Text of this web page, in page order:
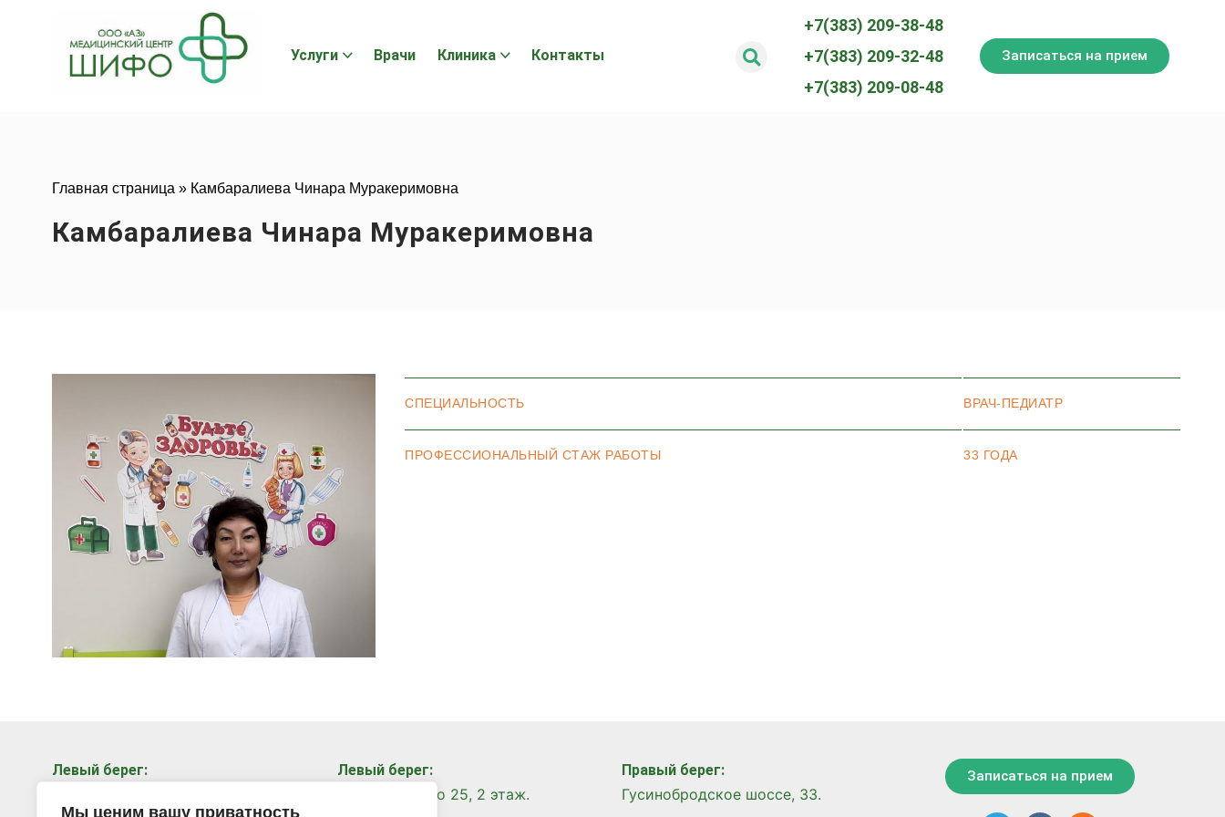
Мы ценим вашу приватность
Услуги Врачи Клиника Контакты
+7(383) 209-38-48
+7(383) 209-32-48
+7(383) 209-08-48
Записаться на прием
Главная страница » Камбаралиева Чинара Муракеримовна
Камбаралиева Чинара Муракеримовна
СПЕЦИАЛЬНОСТЬ ВРАЧ-ПЕДИАТР
ПРОФЕССИОНАЛЬНЫЙ СТАЖ РАБОТЫ 33 ГОДА
Левый берег: Левый берег:
ул. Плахотного 25, 2 этаж.
Правый берег:
Гусинобродское шоссе, 33.
Записаться на прием